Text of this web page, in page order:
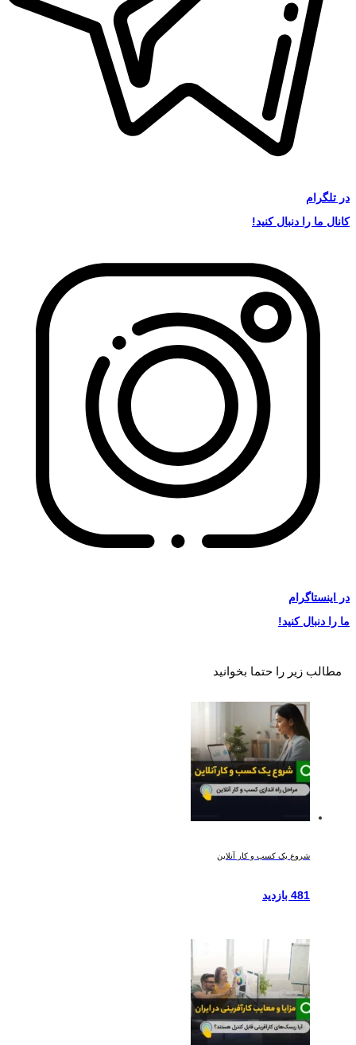
در تلگرام
کانال ما را دنبال کنید!
در
اینستاگرام
ما را دنبال کنید!
مطالب زیر را حتما بخوانید
شروع یک کسب و کار آنلاین
481 بازدید